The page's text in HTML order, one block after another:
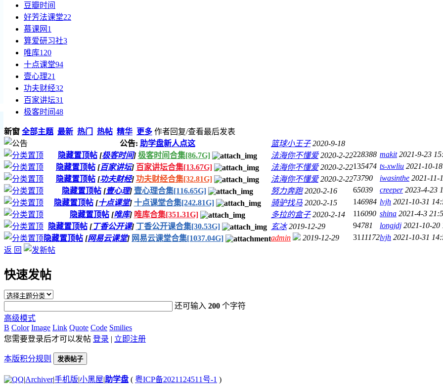
豆瓣时间
好芳法课堂22
慕课网 1
算爱研习社3
唯库120
十点课堂94
壹心理21
功夫财经32
百家讲坛31
极客时间48
新窗 全部主题 最新 热门 热帖 精华 更多 作者回复/查看最后发表
公告: 助学盘新人点这 篮球小王子 2020-9-18
隐藏置顶帖 [极客时间] 极客时间合集[86.7G] 法海你不懂爱 2020-2-22228388 makit 2021-9-23
隐藏置顶帖 [百家讲坛] 百家讲坛合集[13.67G] 法海你不懂爱 2020-2-22135474 ts-xwliu 2021-10-
隐藏置顶帖 [功夫财经] 功夫财经合集[32.81G] 法海你不懂爱 2020-2-2273790 iwasinthe 2021-11-
隐藏置顶帖 [壹心理] 壹心理合集[116.65G] 努力奔跑 2020-2-16 65039 creeper 2023-4-23
隐藏置顶帖 [十点课堂] 十点课堂合集[242.81G] 骑驴找马 2020-2-15 146984 lvjh 2021-10-31
隐藏置顶帖 [唯库] 唯库合集[351.31G] 多拉的盒子 2020-2-14 116090 shina 2021-4-3
隐藏置顶帖 [丁香公开课] 丁香公开课合集[30.53G] 玄冰 2019-12-29 94781 longjdj 2021-10-20
隐藏置顶帖 [网易云课堂] 网易云课堂合集[1037.04G] admin 2019-12-29 31 11172lvjh 2021-10-31
返 回
快速发帖
还可输入200 个字符
高级模式
B Color Image Link Quote Code Smilies
您需要登录后才可以发帖 登录 | 立即注册
本版积分规则 发表帖子
|Archiver|手机版|小黑屋|助学盘 ( 粤ICP备2021124511号-1 )